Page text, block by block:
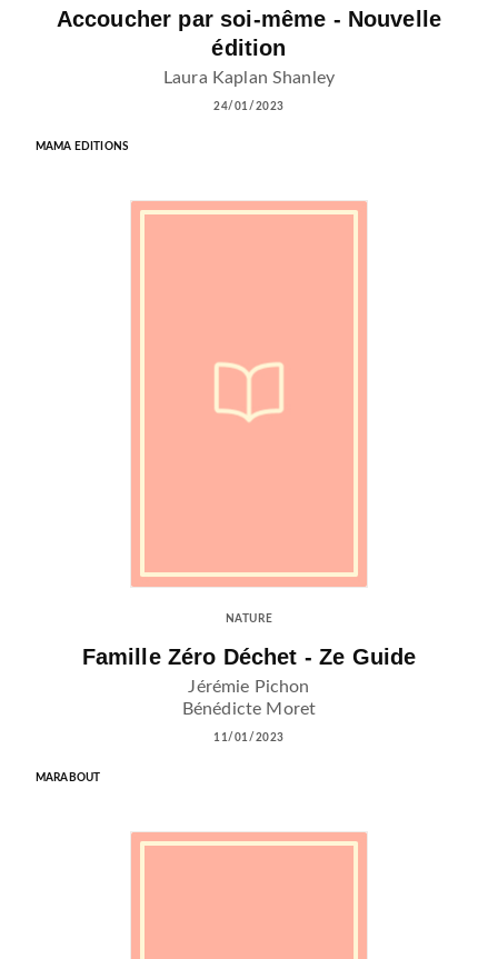
Accoucher par soi-même - Nouvelle
édition
Laura Kaplan Shanley
24/01/2023
MAMA EDITIONS
NATURE
Famille Zéro Déchet - Ze Guide
Jérémie Pichon
Bénédicte Moret
11/01/2023
MARABOUT